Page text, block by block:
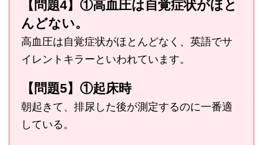
【問題4】①高血圧は自覚症状がほと
んどない。
高血圧は自覚症状がほとんどなく、英語でサ
イレントキラーといわれています。
【問題5】①起床時
朝起きて、排尿した後が測定するのに一番適
している。